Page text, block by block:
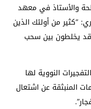
والأستاذ في معهد
“كثير من أولئك الذين
قد يخلطون بين سحب
النووية لها
المنبثقة عن اشتعال